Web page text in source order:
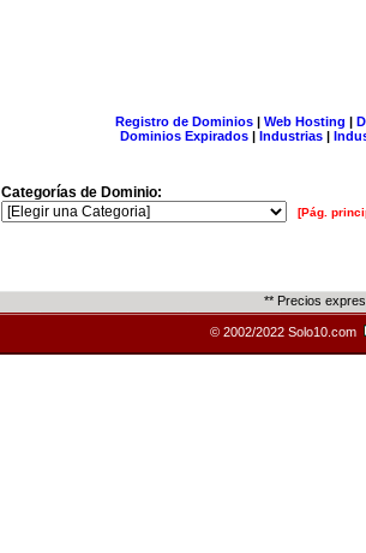
Registro de Dominios| Web Hosting |
Dominios Expirados | Industrias |
Categorías de Dominio:
[Pág.
** Precios
© 2002/2022 Solo10.com